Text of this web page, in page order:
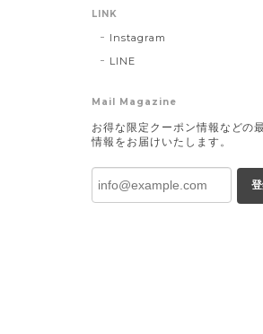
LINK
Instagram
LINE
Mail Magazine
お得な限定クーポン情報などの
情報をお届けいたします。